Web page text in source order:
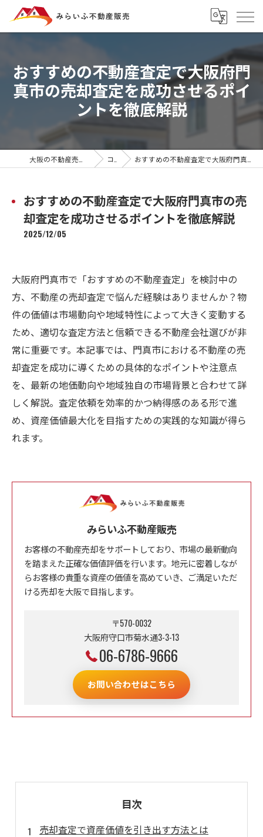
おすすめの不動産査定で大阪府門
真市の売却査定を成功させるポイ
ントを徹底解説
コラム おすすめの不動産査定で大阪府門真市の売却査定を成功させるポイントを徹底解説
おすすめの不動産査定で大阪府門真市の売
却査定を成功させるポイントを徹底解説
2025/12/05
大阪府門真市で「おすすめの不動産査定」を検討中の
方、不動産の売却査定で悩んだ経験はありませんか？物
件の価値は市場動向や地域特性によって大きく変動する
ため、適切な査定方法と信頼できる不動産会社選びが非
常に重要です。本記事では、門真市における不動産の売
却査定を成功に導くための具体的なポイントや注意点
を、最新の地価動向や地域独自の市場背景と合わせて詳
しく解説。査定依頼を効率的かつ納得感のある形で進
め、資産価値最大化を目指すための実践的な知識が得ら
れます。
みらいふ不動産販売
お客様の不動産売却をサポートしており、市場の最新動向
を踏まえた正確な価値評価を行います。地元に密着しなが
らお客様の貴重な資産の価値を高めていき、ご満足いただ
ける売却を大阪で目指します。
〒570-0032
大阪府守口市菊水通3-3-13
06-6786-9666
お問い合わせはこちら
目次
売却査定で資産価値を引き出す方法とは